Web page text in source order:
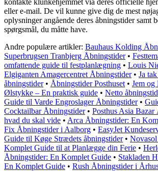
eller e-mail. De vil kunne give dig de mest
oplysninger angående deres åbningstider samt
spørgsmål, du måtte have.
Andre populære artikler: Bauhaus Kolding
Superbrugsen Tranbjerg Åbningstider•
omfattende guide til festplanlægning • Louis
Elgiganten Amagercentret Åbningstider• Ja
åbningstider• Åbningstider Posthuset • Jem og
Ølstykke – En praktisk guide • Netto
Guide til Varde Engroslager Åbningstider•
Cocktailbar Åbningstider• Posthus Asia
hvad du skal vide • Arca Åbningstider: En
Fix Åbningstider i Aalborg • EasyJet
Guide til Køge Strædets åbningstider•
Komplet Guide til at Planlægge din Ferie •
Åbningstider: En Komplet Guide • Stakladen
En Komplet Guide • Rush Åbningstider i